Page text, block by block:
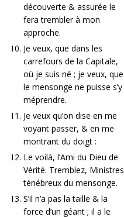
découverte & assurée le
fera trembler à mon
approche.
Je veux, que dans les
carrefours de la Capitale,
où je suis né ; je veux, que
le mensonge ne puisse s’y
méprendre.
Je veux qu’on dise en me
voyant passer, & en me
montrant du doigt :
Le voilà, l’Ami du Dieu de
Vérité. Tremblez, Ministres
ténébreux du mensonge.
S’il n’a pas la taille & la
force d’un géant ; il a le